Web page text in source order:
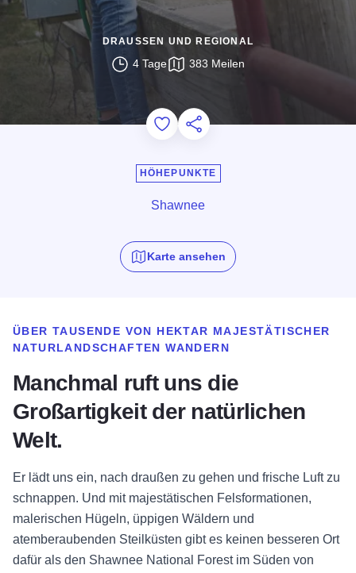
DRAUSSEN UND REGIONAL
4 Tage 383 Meilen
Add to Favorites
Diese Seite teilen
HÖHEPUNKTE
Shawnee
Karte ansehen
ÜBER TAUSENDE VON HEKTAR MAJESTÄTISCHER
NATURLANDSCHAFTEN WANDERN
Manchmal ruft uns die
Großartigkeit der natürlichen
Welt.
Er lädt uns ein, nach draußen zu gehen und frische Luft zu
schnappen. Und mit majestätischen Felsformationen,
malerischen Hügeln, üppigen Wäldern und
atemberaubenden Steilküsten gibt es keinen besseren Ort
dafür als den Shawnee National Forest im Süden von